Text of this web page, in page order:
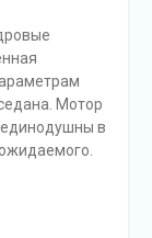
Мотор
в